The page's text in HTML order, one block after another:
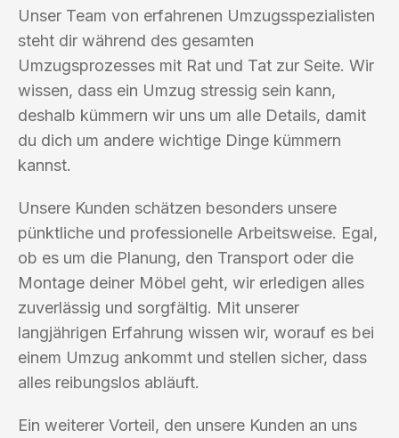
Unser Team von erfahrenen Umzugsspezialisten
steht dir während des gesamten
Umzugsprozesses mit Rat und Tat zur Seite. Wir
wissen, dass ein Umzug stressig sein kann,
deshalb kümmern wir uns um alle Details, damit
du dich um andere wichtige Dinge kümmern
kannst.
Unsere Kunden schätzen besonders unsere
pünktliche und professionelle Arbeitsweise. Egal,
ob es um die Planung, den Transport oder die
Montage deiner Möbel geht, wir erledigen alles
zuverlässig und sorgfältig. Mit unserer
langjährigen Erfahrung wissen wir, worauf es bei
einem Umzug ankommt und stellen sicher, dass
alles reibungslos abläuft.
Ein weiterer Vorteil, den unsere Kunden an uns